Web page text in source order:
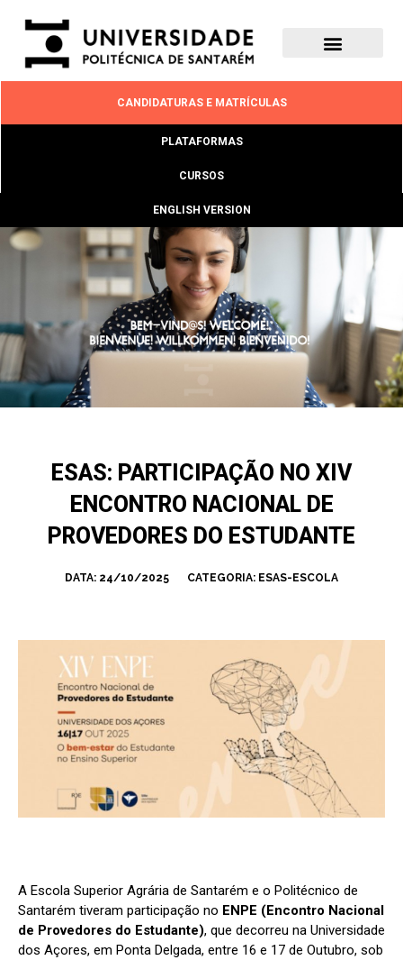
CANDIDATURAS E MATRÍCULAS
PLATAFORMAS
CURSOS
ENGLISH VERSION
ESAS: PARTICIPAÇÃO NO XIV
ENCONTRO NACIONAL DE
PROVEDORES DO ESTUDANTE
DATA: 24/10/2025 CATEGORIA: ESAS-ESCOLA
A Escola Superior Agrária de Santarém e o Politécnico de
Santarém tiveram participação no ENPE (Encontro Nacional
de Provedores do Estudante), que decorreu na Universidade
dos Açores, em Ponta Delgada, entre 16 e 17 de Outubro, sob